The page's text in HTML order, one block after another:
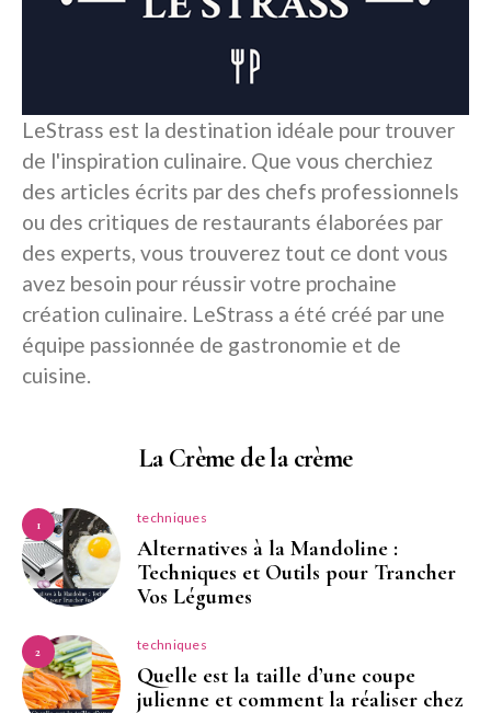
LeStrass est la destination idéale pour trouver
de l'inspiration culinaire. Que vous cherchiez
des articles écrits par des chefs professionnels
ou des critiques de restaurants élaborées par
des experts, vous trouverez tout ce dont vous
avez besoin pour réussir votre prochaine
création culinaire. LeStrass a été créé par une
équipe passionnée de gastronomie et de
cuisine.
La Crème de la crème
1 techniques
Alternatives à la Mandoline :
Techniques et Outils pour Trancher
Vos Légumes
2 techniques
Quelle est la taille d’une coupe
julienne et comment la réaliser chez